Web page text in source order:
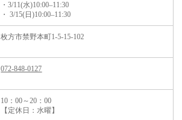
・3/11(水)10:00–11:30
・ 3/15(日)10:00–11:30
枚方市禁野本町1-5-15-102
072-848-0127
10：00～20：00
【定休日：水曜】